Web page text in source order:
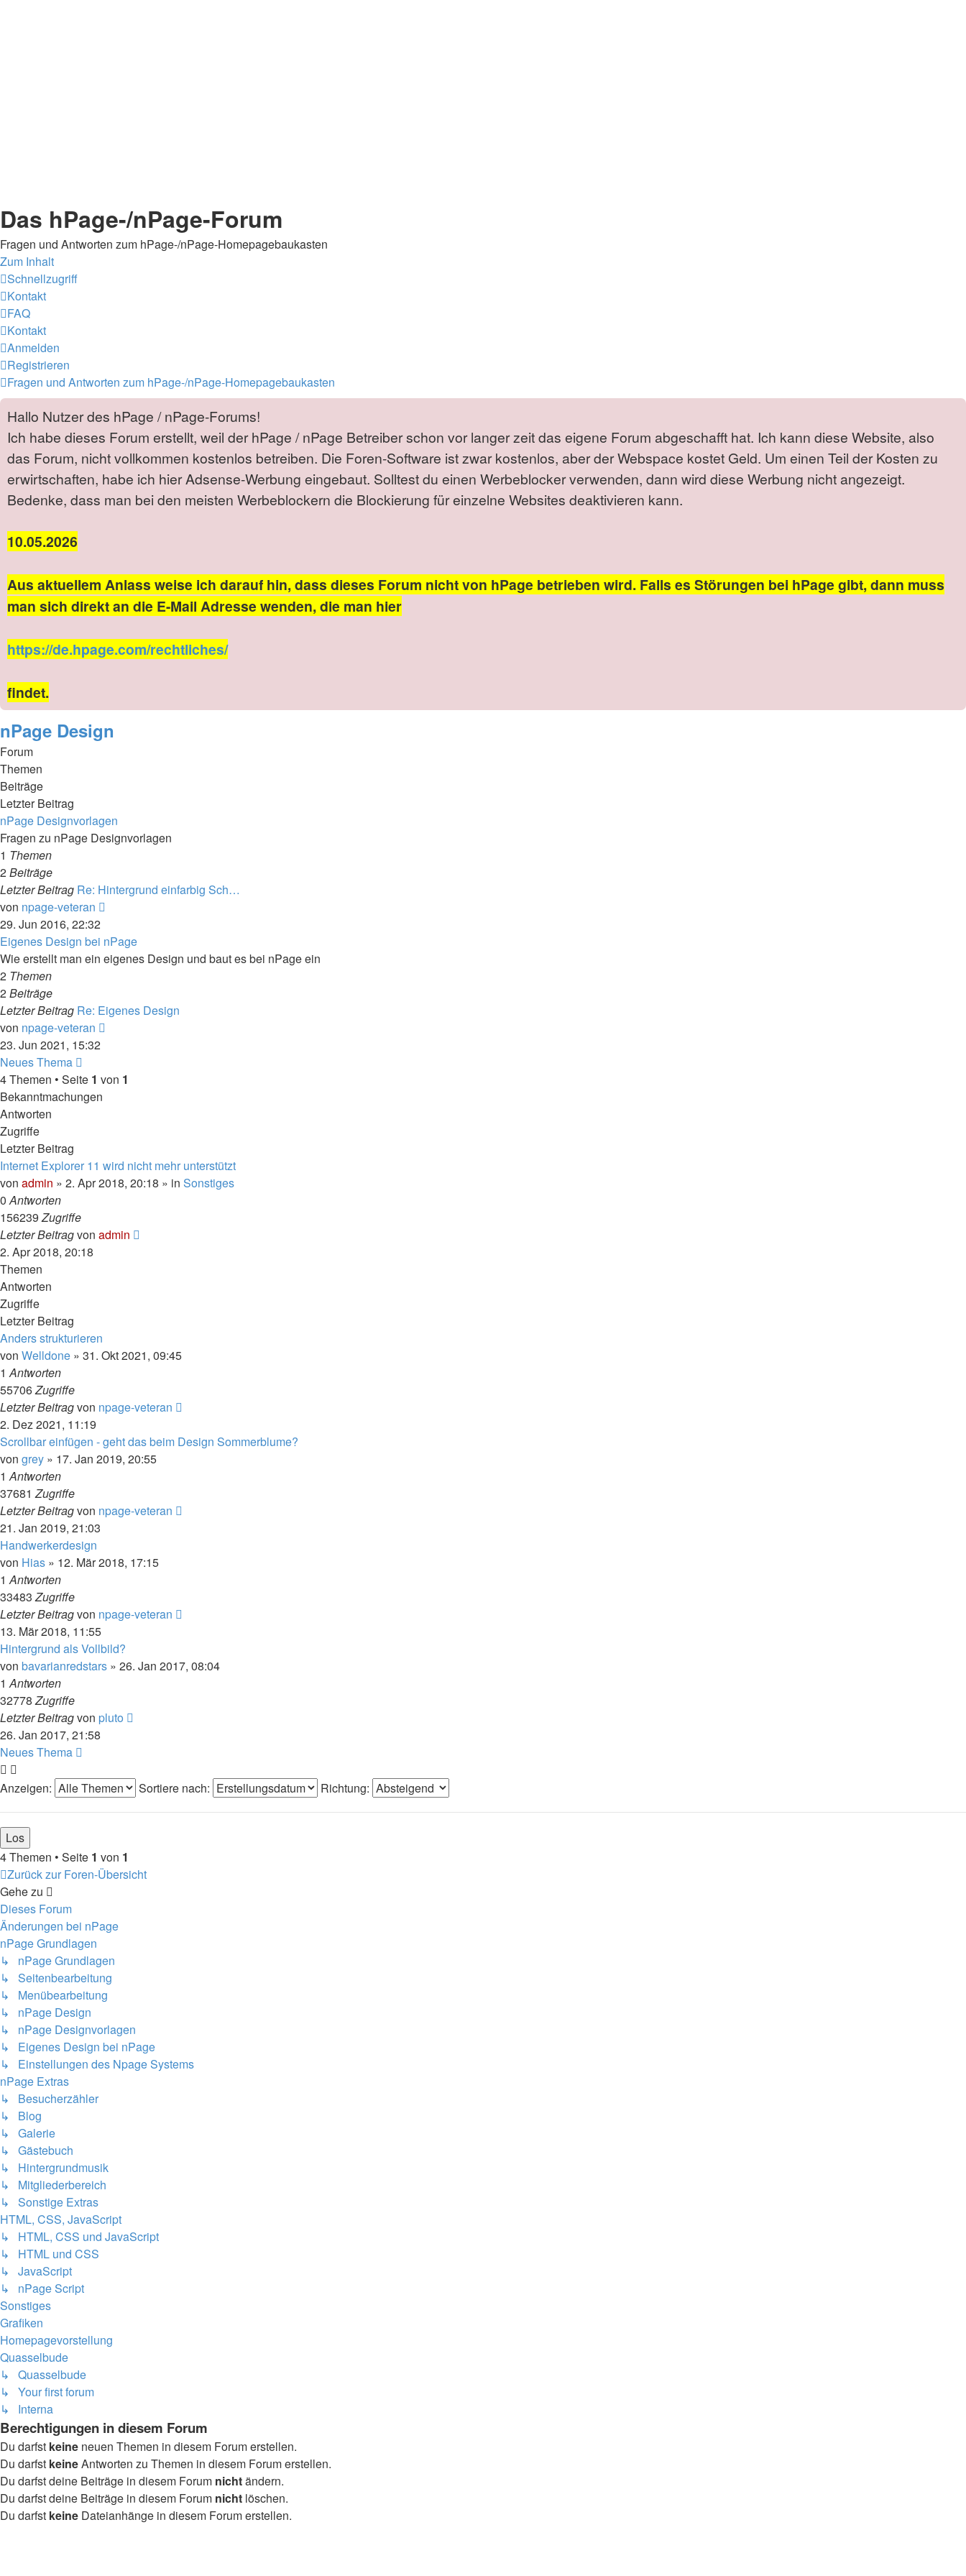
Das hPage-/nPage-Forum
Fragen und Antworten zum hPage-/nPage-Homepagebaukasten
Zum Inhalt
Schnellzugriff
Kontakt
FAQ
Kontakt
Anmelden
Registrieren
Fragen und Antworten zum hPage-/nPage-Homepagebaukasten
Hallo Nutzer des hPage / nPage-Forums!
Ich habe dieses Forum erstellt, weil der hPage / nPage Betreiber schon vor langer zeit das eigene Forum abgeschafft hat. Ich kann diese Website, also
das Forum, nicht vollkommen kostenlos betreiben. Die Foren-Software ist zwar kostenlos, aber der Webspace kostet Geld. Um einen Teil der Kosten zu
erwirtschaften, habe ich hier Adsense-Werbung eingebaut. Solltest du einen Werbeblocker verwenden, dann wird diese Werbung nicht angezeigt.
Bedenke, dass man bei den meisten Werbeblockern die Blockierung für einzelne Websites deaktivieren kann.
10.05.2026
Aus aktuellem Anlass weise ich darauf hin, dass dieses Forum nicht von hPage betrieben wird. Falls es Störungen bei hPage gibt, dann muss
man sich direkt an die E-Mail Adresse wenden, die man hier
https://de.hpage.com/rechtliches/
findet.
nPage Design
Forum
Themen
Beiträge
Letzter Beitrag
nPage Designvorlagen
Fragen zu nPage Designvorlagen
1 Themen
2Beiträge
Letzter Beitrag Re: Hintergrund einfarbig Sch…
von npage-veteran
29. Jun 2016, 22:32
Eigenes Design bei nPage
Wie erstellt man ein eigenes Design und baut es bei nPage ein
2 Themen
2Beiträge
Letzter Beitrag Re: Eigenes Design
von npage-veteran
23. Jun 2021, 15:32
Neues Thema
4 Themen • Seite 1 von 1
Bekanntmachungen
Antworten
Zugriffe
Letzter Beitrag
Internet Explorer 11 wird nicht mehr unterstützt
von admin » 2. Apr 2018, 20:18 » in Sonstiges
0Antworten
156239Zugriffe
Letzter Beitragvon admin
2. Apr 2018, 20:18
Themen
Antworten
Zugriffe
Letzter Beitrag
Anders strukturieren
von Welldone » 31. Okt 2021, 09:45
1Antworten
55706Zugriffe
Letzter Beitragvon npage-veteran
2. Dez 2021, 11:19
Scrollbar einfügen - geht das beim Design Sommerblume?
von grey » 17. Jan 2019, 20:55
1Antworten
37681Zugriffe
Letzter Beitragvon npage-veteran
21. Jan 2019, 21:03
Handwerkerdesign
von Hias » 12. Mär 2018, 17:15
1Antworten
33483Zugriffe
Letzter Beitragvon npage-veteran
13. Mär 2018, 11:55
Hintergrund als Vollbild?
von bavarianredstars » 26. Jan 2017, 08:04
1Antworten
32778Zugriffe
Letzter Beitragvon pluto
26. Jan 2017, 21:58
Neues Thema
Anzeigen: Sortiere nach: Richtung:
4 Themen • Seite 1 von 1
Zurück zur Foren-Übersicht
Gehe zu
Dieses Forum
Änderungen bei nPage
nPage Grundlagen
↳ nPage Grundlagen
↳ Seitenbearbeitung
↳ Menübearbeitung
↳ nPage Design
↳ nPage Designvorlagen
↳ Eigenes Design bei nPage
↳ Einstellungen des Npage Systems
nPage Extras
↳ Besucherzähler
↳ Blog
↳ Galerie
↳ Gästebuch
↳ Hintergrundmusik
↳ Mitgliederbereich
↳ Sonstige Extras
HTML, CSS, JavaScript
↳ HTML, CSS und JavaScript
↳ HTML und CSS
↳ JavaScript
↳ nPage Script
Sonstiges
Grafiken
Homepagevorstellung
Quasselbude
↳ Quasselbude
↳ Your first forum
↳ Interna
Berechtigungen in diesem Forum
Du darfst keine neuen Themen in diesem Forum erstellen.
Du darfst keineAntworten zu Themen in diesem Forum erstellen.
Du darfst deine Beiträge in diesem Forum nichtändern.
Du darfst deine Beiträge in diesem Forum nicht löschen.
Du darfst keine Dateianhänge in diesem Forum erstellen.